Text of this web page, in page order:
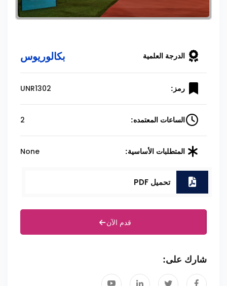
الدرجة العلمية بكالوريوس
رمز: UNR1302
الساعات المعتمده: 2
المتطلبات الأساسية: None
تحميل PDF
قدم الآن
شارك على: